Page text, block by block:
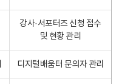
강사·서포터즈 신청 접수
및 현황 관리
디지털배움터 문의자 관리